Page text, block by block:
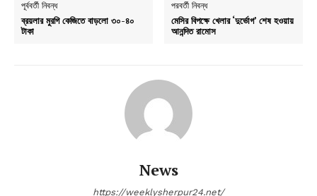
পূর্ববর্তী নিবন্ধ
ব্রয়লার মুরগি কেজিতে বাড়লো ৩০-৪০
টাকা
পরবর্তী নিবন্ধ
মেসির বিপক্ষে খেলার ‘দুর্ভোগ’ শেষ হওয়ায়
আনন্দিত রামোস
News
https://weeklysherpur24.net/